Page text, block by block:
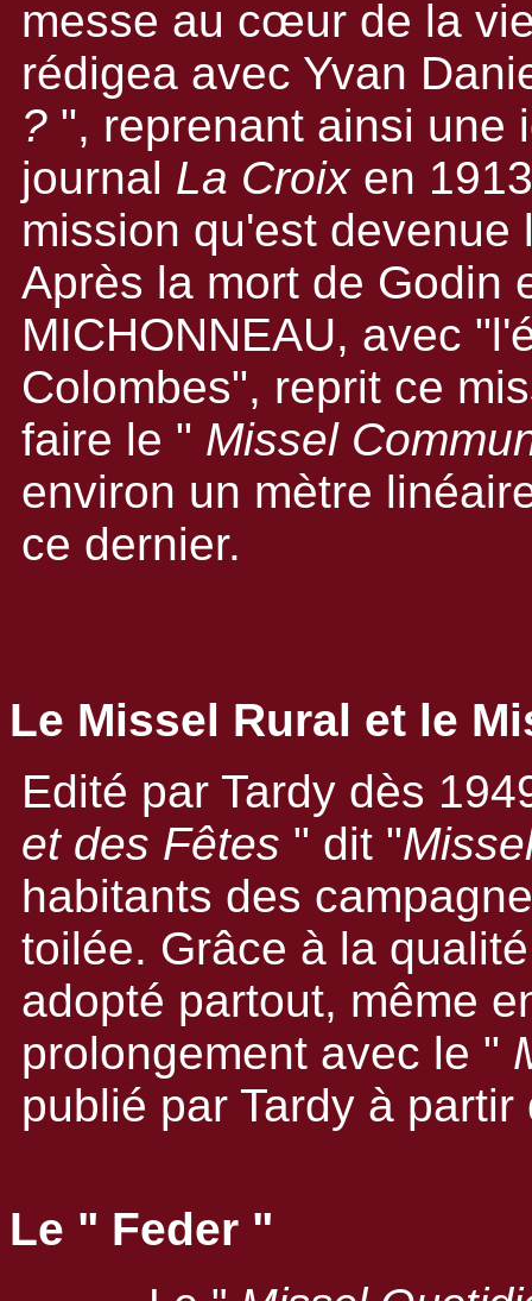
messe au cœur de la
rédigea avec Yvan
? ", reprenant ainsi une
journal La Croixen
mission qu'est
Après la mort de Godin
MICHONNEAU, avec
Colombes", reprit ce
faire le " Missel
environ un mètre
ce dernier.
Le Missel Rural et le
Edité par Tardy dès
et des Fêtes " dit "
habitants des
toilée. Grâce à la
adopté partout, même
prolongement avec le "
publié par Tardy à partir
Le " Feder "